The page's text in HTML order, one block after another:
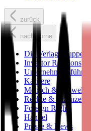
zurück
nach vorne
Die Verlagsgruppe
Investor Relations
Unternehmensführung
Karriere
Mensch & Umwelt
Rechte & Lizenzen
Foreign Rights
Handel
Presse & News